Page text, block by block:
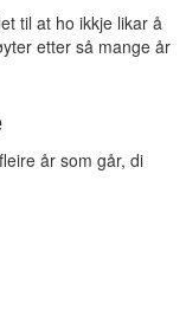
til at ho ikkje likar å
etter så mange år
år som går, di